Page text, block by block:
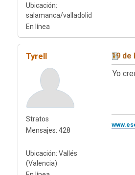
Ubicación:
salamanca/valladolid
En línea
Tyrell
Stratos
Mensajes: 428
Ubicación: Vallés
(Valencia)
19 de
Yo